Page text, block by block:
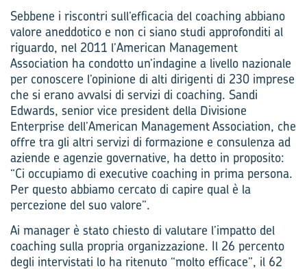
Sebbene i riscontri sull’efficacia del coaching abbiano
valore aneddotico e non ci siano studi approfonditi al
riguardo, nel 2011 l’American Management
Association ha condotto un’indagine a livello nazionale
per conoscere l’opinione di alti dirigenti di 230 imprese
che si erano avvalsi di servizi di coaching. Sandi
Edwards, senior vice president della Divisione
Enterprise dell’American Management Association, che
offre tra gli altri servizi di formazione e consulenza ad
aziende e agenzie governative, ha detto in proposito:
“Ci occupiamo di executive coaching in prima persona.
Per questo abbiamo cercato di capire qual è la
percezione del suo valore”.
Ai manager è stato chiesto di valutare l’impatto del
coaching sulla propria organizzazione. Il 26 percento
degli intervistati lo ha ritenuto “molto efficace”, il 62